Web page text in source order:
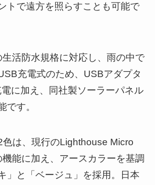
トで遠方を照らすことも可能で
活防水規格に対応し、雨の中で
充電式のため、USBアダプタ
に加え、同社製ソーラーパネル
です。
色は、現行のLighthouse Micro
能に加え、アースカラーを基調
」と「ベージュ」を採用。日本